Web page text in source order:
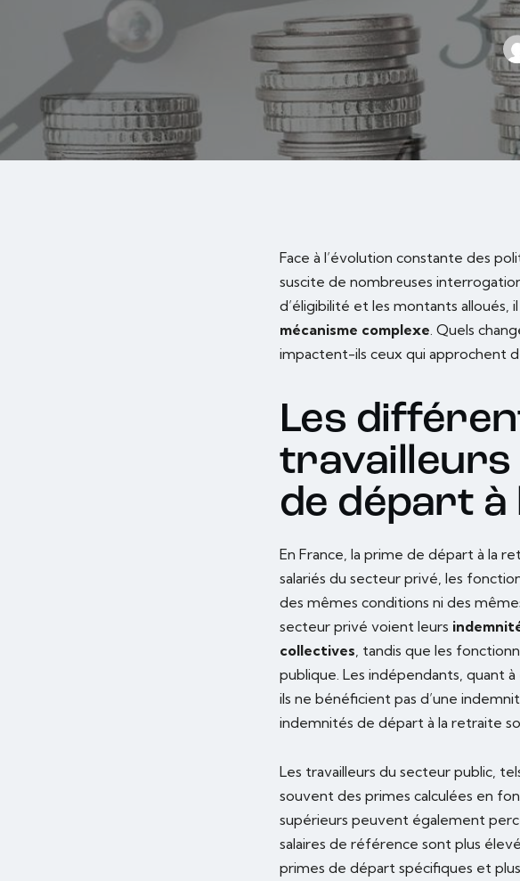
Face à l’évolution constante des
suscite de nombreuses
d’éligibilité et les montants
mécanisme complexe. Quels
impactent-ils ceux qui approchent
Les
travailleurs
de départ
En France, la prime de départ à la
salariés du secteur privé, les
des mêmes conditions ni des
secteur privé voient leurs
collectives , tandis que les
publique. Les indépendants, quant
ils ne bénéficient pas d’une
indemnités de départ à la retraite
Les travailleurs du secteur public,
souvent des primes calculées en
supérieurs peuvent également
salaires de référence sont plus
primes de départ spécifiques et